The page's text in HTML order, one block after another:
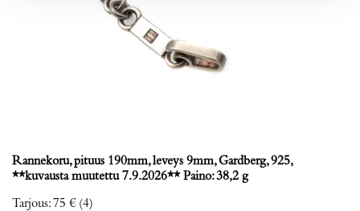
Rannekoru, pituus 190mm, leveys 9mm, Gardberg, 925,
**kuvausta muutettu 7.9.2026** Paino: 38,2 g
Tarjous:75 € (4)